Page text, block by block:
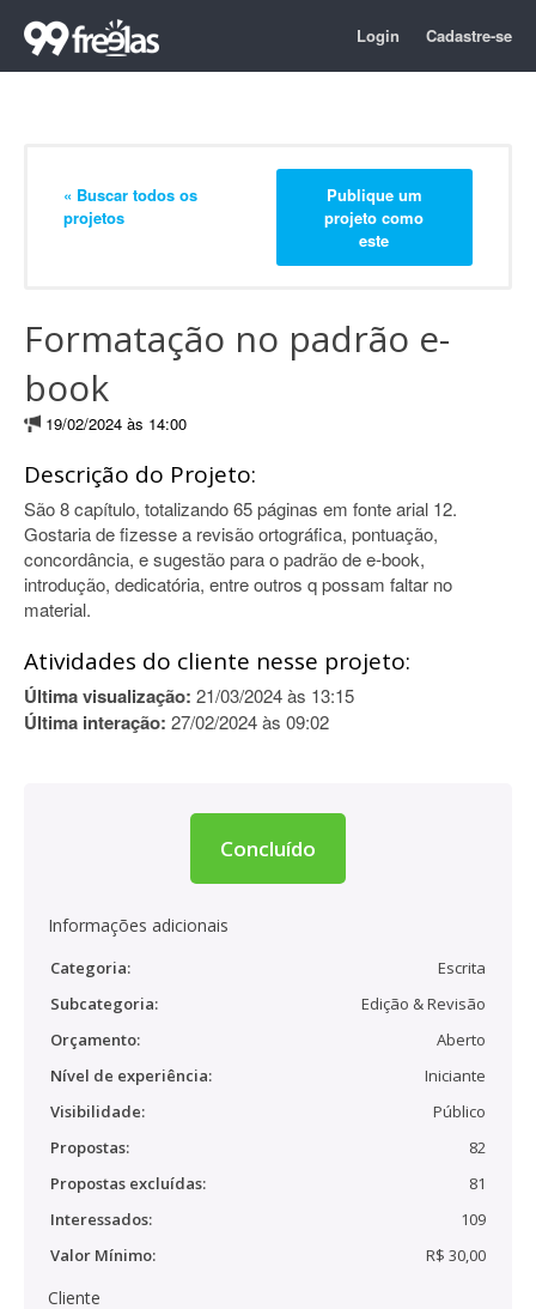
Login Cadastre-se
« Buscar todos os
projetos
Publique um
projeto como
este
Formatação no padrão e-
book
19/02/2024 às 14:00
Descrição do Projeto:
São 8 capítulo, totalizando 65 páginas em fonte arial 12.
Gostaria de fizesse a revisão ortográfica, pontuação,
concordância, e sugestão para o padrão de e-book,
introdução, dedicatória, entre outros q possam faltar no
material.
Atividades do cliente nesse projeto:
Última visualização: 21/03/2024 às 13:15
Última interação: 27/02/2024 às 09:02
Concluído
Informações adicionais
Categoria:
Escrita
Subcategoria:
Edição & Revisão
Orçamento:
Aberto
Nível de experiência:
Iniciante
Visibilidade:
Público
Propostas:
82
Propostas excluídas:
81
Interessados:
109
Valor Mínimo:
R$ 30,00
Cliente